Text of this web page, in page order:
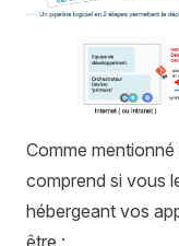
Comme
comprend si vous
hébergeant vos
être :